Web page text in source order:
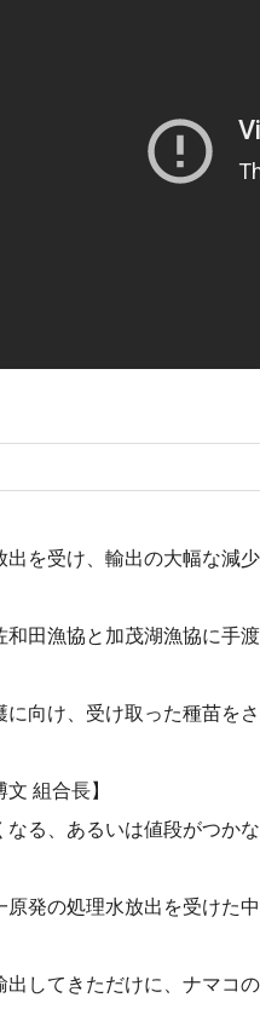
を受け、輸出の大幅な減
田漁協と加茂湖漁協に手
に向け、受け取った種苗を
組合長】
なる、あるいは値段がつかな
発の処理水放出を受けた
してきただけに、ナマコ